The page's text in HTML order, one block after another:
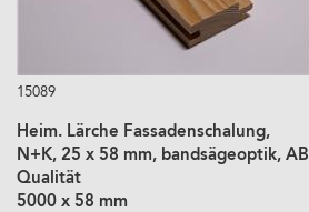
15089
Heim. Lärche Fassadenschalung,
N+K, 25 x 58 mm, bandsägeoptik, AB
Qualität
5000 x 58 mm